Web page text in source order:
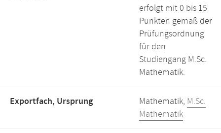
erfolgt mit 0 bis 15
Punkten gemäß der
Prüfungsordnung
für den
Studiengang M.Sc.
Mathematik.
Exportfach, Ursprung Mathematik, M.Sc.
Mathematik